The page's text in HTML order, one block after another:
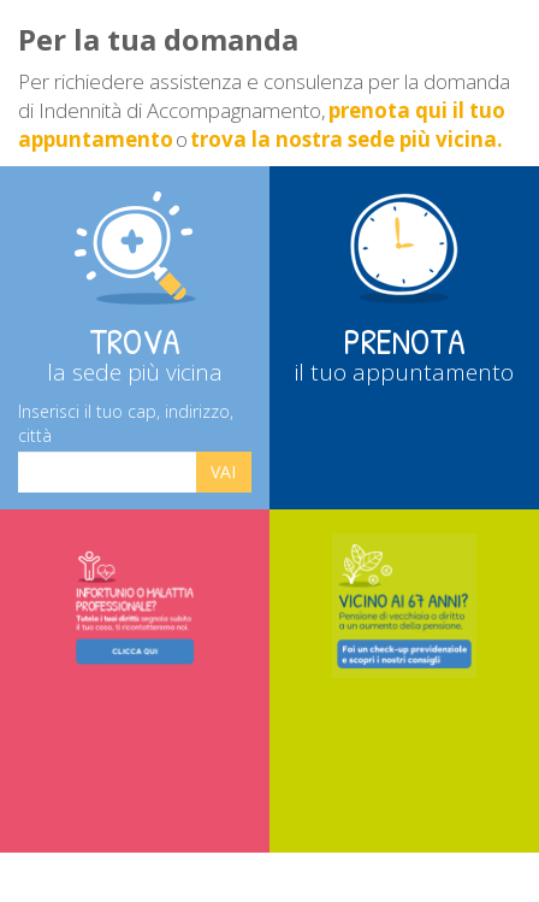
Per la tua domanda
Per richiedere assistenza e consulenza per la domanda
di Indennità di Accompagnamento,prenota qui il tuo
appuntamentootrova la nostra sede più vicina.
TROVA
la sede più vicina
Inserisci il tuo cap, indirizzo,
città
VAI
PRENOTA
il tuo appuntamento